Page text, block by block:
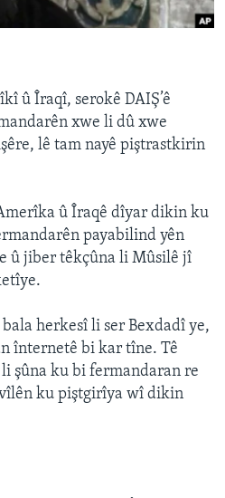
û Îraqî, serokê DAIŞ’ê
xwe li dû xwe
lê tam nayê piştrastkirin
û Îraqê dîyar dikin ku
payabilind yên
û jiber têkçûna li Mûsilê jî
herkesî li ser Bexdadî ye,
înternetê bi kar tîne. Tê
şûna ku bi fermandaran re
ku piştgirîya wî dikin